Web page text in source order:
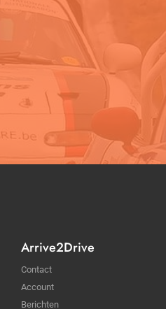
Arrive2Drive
Contact
Account
Berichten